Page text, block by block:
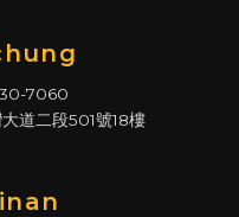
7060
道二段501號18樓